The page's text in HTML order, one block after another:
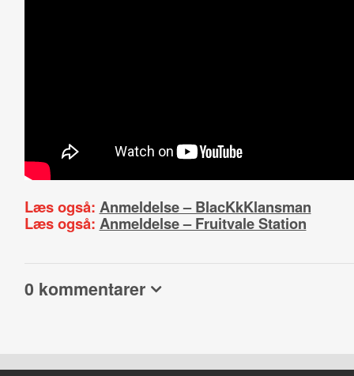
Læs også: Anmeldelse – BlacKkKlansman
Læs også: Anmeldelse – Fruitvale Station
0 kommentarer